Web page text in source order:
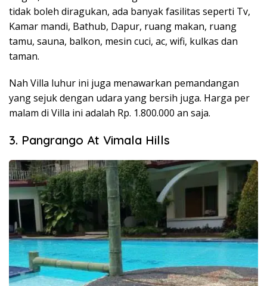
tidak boleh diragukan, ada banyak fasilitas seperti Tv,
Kamar mandi, Bathub, Dapur, ruang makan, ruang
tamu, sauna, balkon, mesin cuci, ac, wifi, kulkas dan
taman.
Nah Villa luhur ini juga menawarkan pemandangan
yang sejuk dengan udara yang bersih juga. Harga per
malam di Villa ini adalah Rp. 1.800.000 an saja.
3. Pangrango At Vimala Hills